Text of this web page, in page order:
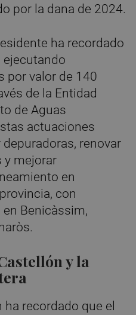
por la dana de 2024.
ha recordado
ejecutando
por valor de 140
de la Entidad
de Aguas
actuaciones
renovar
y mejorar
en
con
Benicàssim,
y la
recordado que el